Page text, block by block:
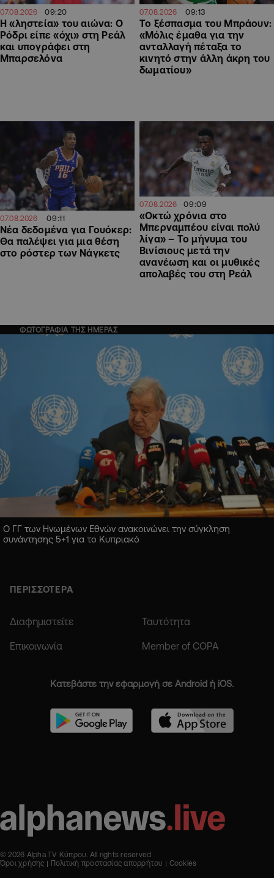
07.08.2026 09:20
Η «ληστεία» του αιώνα: Ο
Ρόδρι είπε «όχι» στη Ρεάλ
και υπογράφει στη
Μπαρσελόνα
07.08.2026 09:13
Το ξέσπασμα του Μπράουν:
«Μόλις έμαθα για την
ανταλλαγή πέταξα το
κινητό στην άλλη άκρη του
δωματίου»
07.08.2026 09:11
Νέα δεδομένα για Γουόκερ:
Θα παλέψει για μια θέση
στο ρόστερ των Νάγκετς
07.08.2026 09:09
«Οκτώ χρόνια στο
Μπερναμπέου είναι πολύ
λίγα» – Το μήνυμα του
Βινίσιους μετά την
ανανέωση και οι μυθικές
απολαβές του στη Ρεάλ
ΦΩΤΟΓΡΑΦΙΑ ΤΗΣ ΗΜΕΡΑΣ
Ο ΓΓ των Ηνωμένων Εθνών ανακοινώνει την σύγκληση
συνάντησης 5+1 για το Κυπριακό
ΠΕΡΙΣΣΟΤΕΡΑ
Διαφημιστείτε Ταυτότητα
Επικοινωνία Member of COPA
Κατεβάστε την εφαρμογή σε Android ή iOS.
© 2026 Alpha TV Κύπρου. All rights reserved
Όροι χρήσης
Πολιτική προστασίας απορρήτου Cookies